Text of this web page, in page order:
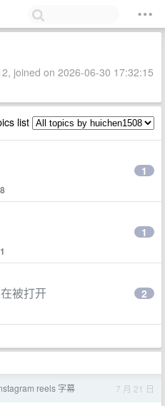
joined on 2026-06-30 17:32:15
list
1
1
被打开 2
reels 字幕 7 月 21 日